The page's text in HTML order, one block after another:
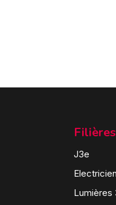
Filières
J3e
Lumières